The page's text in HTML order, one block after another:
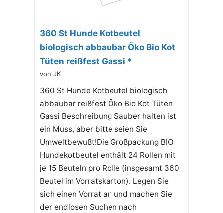
360 St Hunde Kotbeutel
biologisch abbaubar Öko Bio Kot
Tüten reißfest Gassi *
von JK
360 St Hunde Kotbeutel biologisch
abbaubar reißfest Öko Bio Kot Tüten
Gassi Beschreibung Sauber halten ist
ein Muss, aber bitte seien Sie
Umweltbewußt!Die Großpackung BIO
Hundekotbeutel enthält 24 Rollen mit
je 15 Beuteln pro Rolle (insgesamt 360
Beutel im Vorratskarton). Legen Sie
sich einen Vorrat an und machen Sie
der endlosen Suchen nach